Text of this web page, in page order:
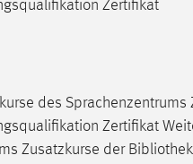
Zertifikat
des Sprachenzentrums
Zertifikat
Zusatzkurse der Bibliothek